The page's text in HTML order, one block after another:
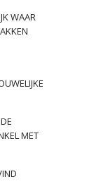
WAAR
MET